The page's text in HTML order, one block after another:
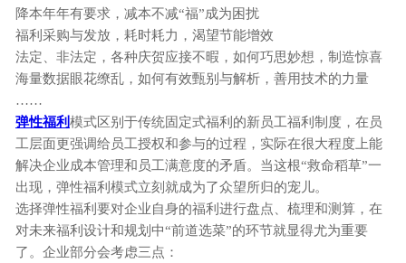
降本年年有要求，减本不减“福”成为困扰
福利采购与发放，耗时耗力，渴望节能增效
法定、非法定，各种庆贺应接不暇，如何巧思妙想，制造惊喜
海量数据眼花缭乱，如何有效甄别与解析，善用技术的力量
……
弹性福利模式区别于传统固定式福利的新员工福利制度，在员
工层面更强调给员工授权和参与的过程，实际在很大程度上能
解决企业成本管理和员工满意度的矛盾。当这根“救命稻草”一
出现，弹性福利模式立刻就成为了众望所归的宠儿。
选择弹性福利要对企业自身的福利进行盘点、梳理和测算，在
对未来福利设计和规划中“前道选菜”的环节就显得尤为重要
了。企业部分会考虑三点：